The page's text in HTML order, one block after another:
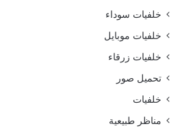
خلفيات سوداء
خلفيات موبايل
خلفيات زرقاء
تحميل صور
خلفيات
مناظر طبيعية